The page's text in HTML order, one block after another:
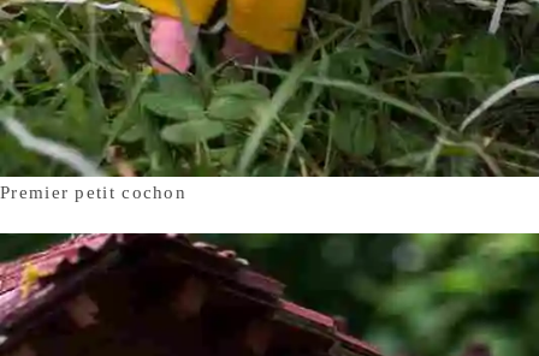
Premier petit cochon